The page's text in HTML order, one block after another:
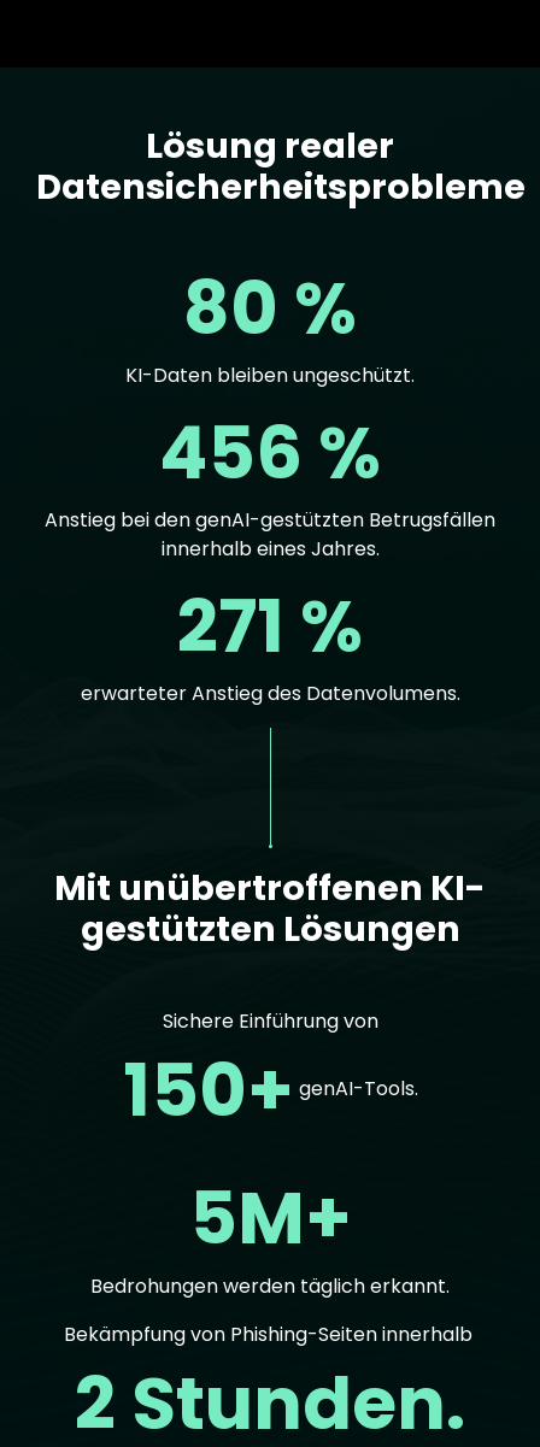
Lösung realer
Datensicherheitsprobleme
80 %
KI-Daten bleiben ungeschützt.
456 %
Anstieg bei den genAI-gestützten Betrugsfällen
innerhalb eines Jahres.
271 %
erwarteter Anstieg des Datenvolumens.
Mit unübertroffenen KI-
gestützten Lösungen
Sichere Einführung von
150+ genAI-Tools.
5M+
Bedrohungen werden täglich erkannt.
Bekämpfung von Phishing-Seiten innerhalb
2 Stunden.